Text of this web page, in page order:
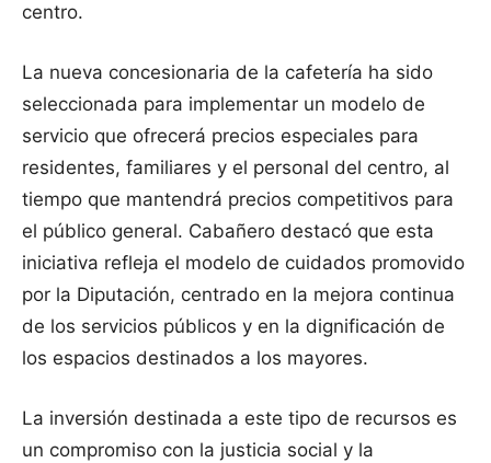
centro.
La nueva concesionaria de la cafetería ha sido
seleccionada para implementar un modelo de
servicio que ofrecerá precios especiales para
residentes, familiares y el personal del centro, al
tiempo que mantendrá precios competitivos para
el público general. Cabañero destacó que esta
iniciativa refleja el modelo de cuidados promovido
por la Diputación, centrado en la mejora continua
de los servicios públicos y en la dignificación de
los espacios destinados a los mayores.
La inversión destinada a este tipo de recursos es
un compromiso con la justicia social y la